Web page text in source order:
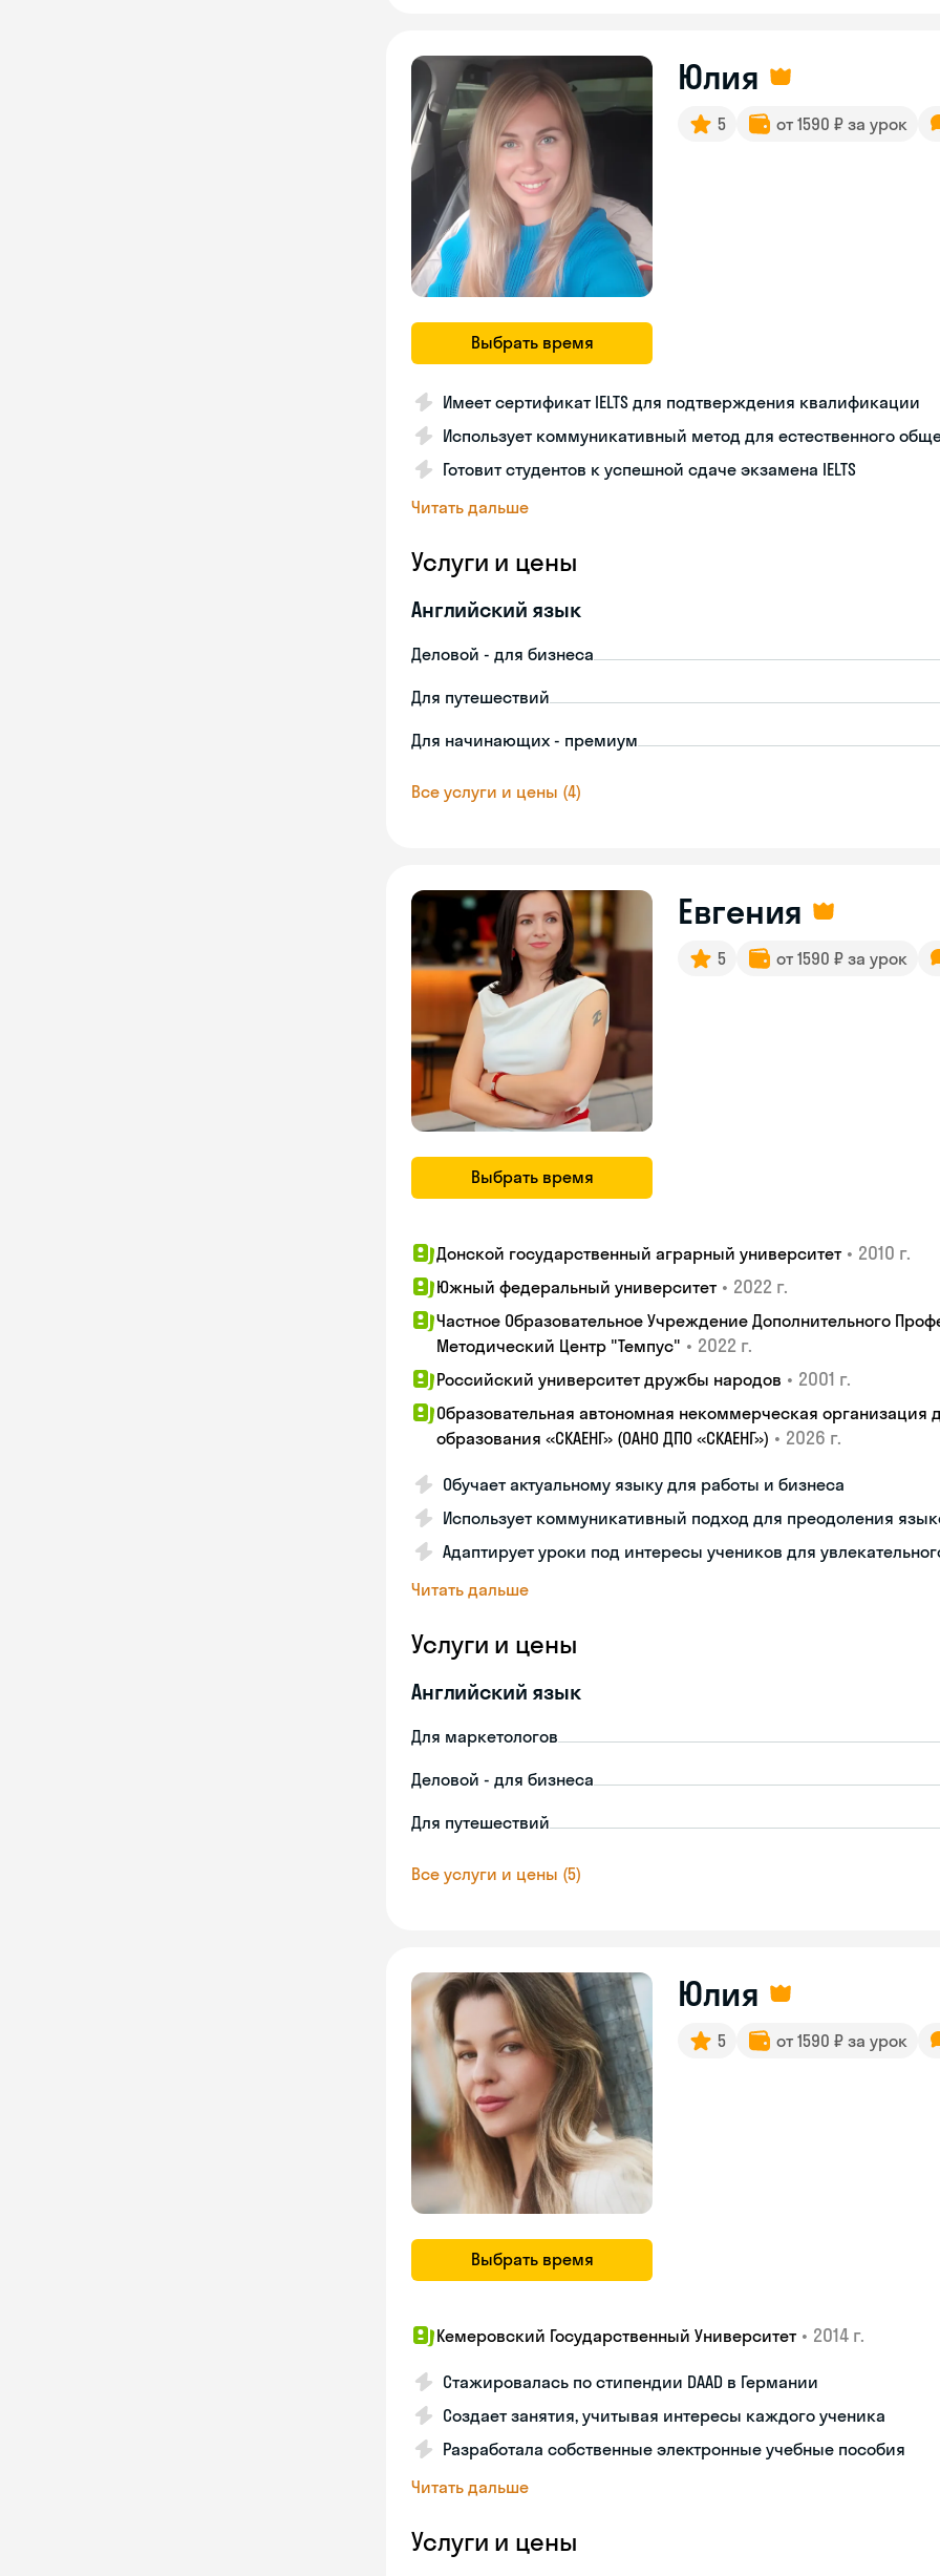
Выбрать время
Юлия
5 от 1590 ₽ за урок
Имеет сертификат IELTS для подтверждения квалификации
Использует коммуникативный метод для естественного
Готовит студентов к успешной сдаче экзамена IELTS
Читать дальше
Услуги и цены
Английский язык
Деловой - для бизнеса
Для путешествий
Для начинающих - премиум
Все услуги и цены (4)
Выбрать время
Евгения
5 от 1590 ₽ за урок
Донской государственный аграрный университет • 2010 г.
Южный федеральный университет • 2022 г.
Частное Образовательное Учреждение Дополнительного
Методический Центр "Темпус" • 2022 г.
Российский университет дружбы народов • 2001 г.
Образовательная автономная некоммерческая организация
образования «СКАЕНГ» (ОАНО ДПО «СКАЕНГ») • 2026 г.
Обучает актуальному языку для работы и бизнеса
Использует коммуникативный подход для преодоления
Адаптирует уроки под интересы учеников для
Читать дальше
Услуги и цены
Английский язык
Для маркетологов
Деловой - для бизнеса
Для путешествий
Все услуги и цены (5)
Выбрать время
Юлия
5 от 1590 ₽ за урок
Кемеровский Государственный Университет • 2014 г.
Стажировалась по стипендии DAAD в Германии
Создает занятия, учитывая интересы каждого ученика
Разработала собственные электронные учебные пособия
Читать дальше
Услуги и цены